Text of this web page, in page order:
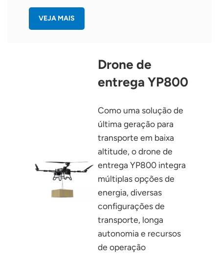
VEJA MAIS
Drone de
entrega YP800
Como uma solução de
última geração para
transporte em baixa
altitude, o drone de
entrega YP800 integra
múltiplas opções de
energia, diversas
configurações de
transporte, longa
autonomia e recursos
de operação